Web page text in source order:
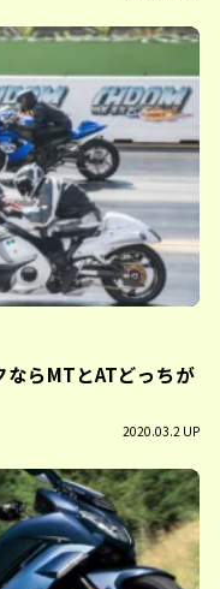
ならMTとATどっちが
2020.03.2 UP